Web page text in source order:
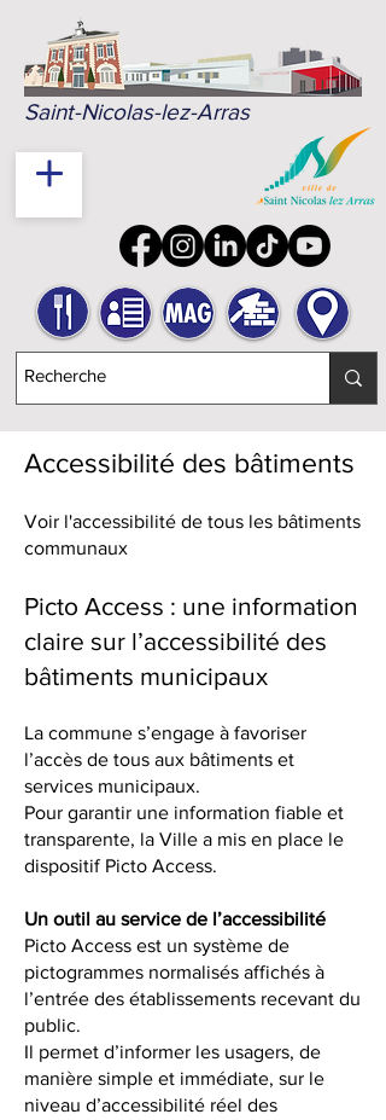
Saint-Nicolas-lez-Arras
Accessibilité des bâtiments
Voir l'accessibilité de tous les bâtiments
communaux
Picto Access : une information
claire sur l’accessibilité des
bâtiments municipaux
La commune s’engage à favoriser
l’accès de tous aux bâtiments et
services municipaux.
Pour garantir une information fiable et
transparente, la Ville a mis en place le
dispositif Picto Access.
Un outil au service de l’accessibilité
Picto Access est un système de
pictogrammes normalisés affichés à
l’entrée des établissements recevant du
public.
Il permet d’informer les usagers, de
manière simple et immédiate, sur le
niveau d’accessibilité réel des